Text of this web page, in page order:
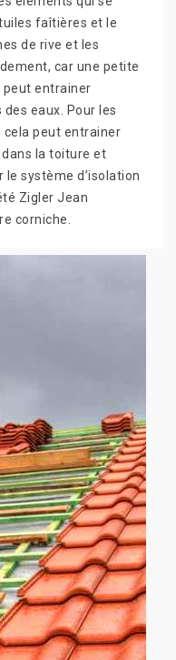
faîtières et le
de rive et les
car une petite
entrainer
eaux. Pour les
cela peut entrainer
dans la toiture et
système d’isolation
Zigler Jean
corniche.